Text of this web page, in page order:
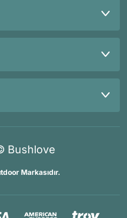
Bushlove
Markasıdır.